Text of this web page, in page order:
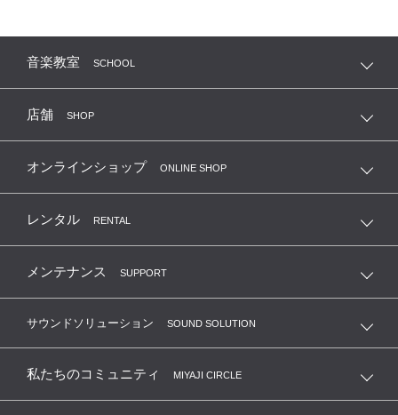
音楽教室 SCHOOL
店舗 SHOP
オンラインショップ ONLINE SHOP
レンタル RENTAL
メンテナンス SUPPORT
サウンドソリューション SOUND SOLUTION
私たちのコミュニティ MIYAJI CIRCLE